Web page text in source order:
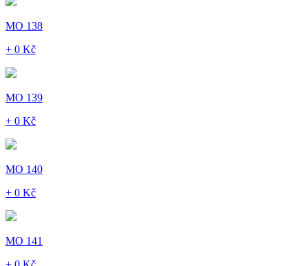
MO 138
+ 0 Kč
MO 139
+ 0 Kč
MO 140
+ 0 Kč
MO 141